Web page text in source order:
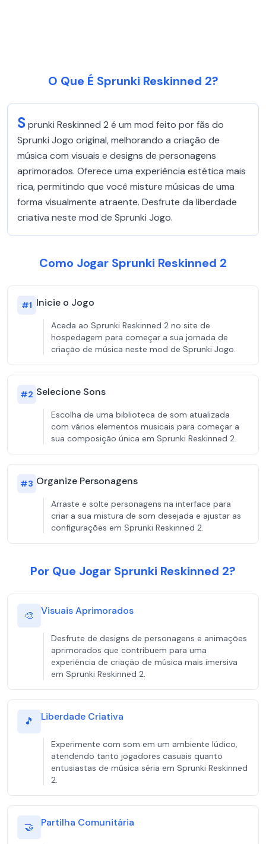
O Que É Sprunki Reskinned 2?
Sprunki Reskinned 2 é um mod feito por fãs do
Sprunki Jogo original, melhorando a criação de
música com visuais e designs de personagens
aprimorados. Oferece uma experiência estética mais
rica, permitindo que você misture músicas de uma
forma visualmente atraente. Desfrute da liberdade
criativa neste mod de Sprunki Jogo.
Como Jogar Sprunki Reskinned 2
#1 Inicie o Jogo
Aceda ao Sprunki Reskinned 2 no site de
hospedagem para começar a sua jornada de
criação de música neste mod de Sprunki Jogo.
#2 Selecione Sons
Escolha de uma biblioteca de som atualizada
com vários elementos musicais para começar a
sua composição única em Sprunki Reskinned 2.
#3 Organize Personagens
Arraste e solte personagens na interface para
criar a sua mistura de som desejada e ajustar as
configurações em Sprunki Reskinned 2.
Por Que Jogar Sprunki Reskinned 2?
🎨 Visuais Aprimorados
Desfrute de designs de personagens e animações
aprimorados que contribuem para uma
experiência de criação de música mais imersiva
em Sprunki Reskinned 2.
🎵 Liberdade Criativa
Experimente com som em um ambiente lúdico,
atendendo tanto jogadores casuais quanto
entusiastas de música séria em Sprunki Reskinned
2.
🤝 Partilha Comunitária